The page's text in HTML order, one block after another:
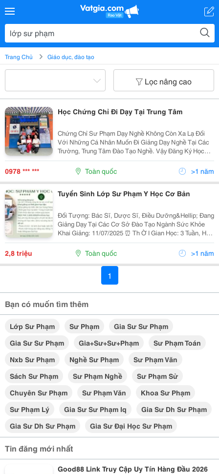
Trang Chủ Giáo dục, đào tạo
Lọc nâng cao
Học Chứng Chỉ Đi Dạy Tại Trung Tâm
Chứng Chỉ Sư Phạm Dạy Nghề Không Còn Xa Lạ Đối
Với Những Cá Nhân Muốn Đi Giảng Dạy Nghề Tại Các
Trường, Trung Tâm Đào Tạo Nghề. Vậy Đăng Ký Học
Nghiệp Vụ Sư Phạm Dạy Nghề Ở Đâu? Có Các Lớp Sư
Phạm Nghề Nào? Chương Trình Học Ra Sao? Những
Thông Tin...
0978 *** *** Toàn quốc >1 năm
Tuyển Sinh Lớp Sư Phạm Y Học Cơ Bản
Đối Tượng: Bác Sĩ, Dược Sĩ, Điều Dưỡng&Hellip; Đang
Giảng Dạy Tại Các Cơ Sở Đào Tạo Ngành Sức Khỏe
Khai Giảng: 11/07/2025 ⏰ Th Ờ I Gian Học: 3 Tuần, Học
Buổi Tối Từ Thứ 2 Đến Thứ 6 Qua Zoom Học Phí:
2.800.000Đ/Khóa Ngoài Ra, Tuyển Sinh Các...
2,8 triệu Toàn quốc >1 năm
1
Bạn có muốn tìm thêm
Lớp Sư Phạm Sư Phạm
Gia Sư Sư Phạm
Gia Sư Sư Phạm
Gia+sư+sư+phạm
Sư Phạm Toán
Nxb Sư Phạm
Nghề Sư Phạm
Sư Phạm Văn
Sách Sư Phạm
Sư Phạm Nghề
Sư Phạm Sử
Chuyên Sư Phạm
Sư Phạm Văn
Khoa Sư Phạm
Sư Phạm Lý
Gia Sư Sư Phạm Iq
Gia Sư Dh Sư Phạm
Gia Sư Dh Sư Phạm
Gia Sư Đại Học Sư Phạm
Tin đăng mới nhất
Good88 Link Truy Cập Uy Tín Hàng Đầu 2026